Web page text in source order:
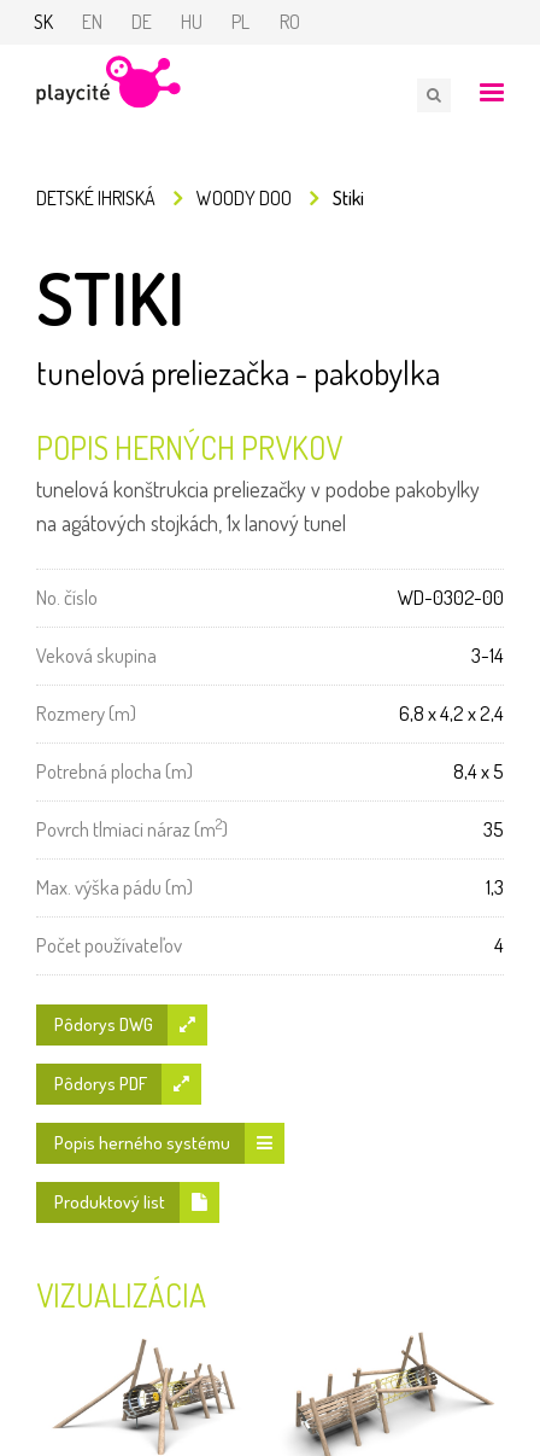
SK EN DE HU PL RO
DETSKÉ IHRISKÁ WOODY DOO Stiki
STIKI
tunelová preliezačka - pakobylka
POPIS HERNÝCH PRVKOV
tunelová konštrukcia preliezačky v podobe pakobylky
na agátových stojkách, 1x lanový tunel
No. číslo WD-0302-00
Veková skupina 3-14
Rozmery (m) 6,8 x 4,2 x 2,4
Potrebná plocha (m) 8,4 x 5
Povrch tlmiaci náraz (m2) 35
Max. výška pádu (m) 1,3
Počet používateľov 4
Pôdorys DWG
Pôdorys PDF
Popis herného systému
Produktový list
VIZUALIZÁCIA